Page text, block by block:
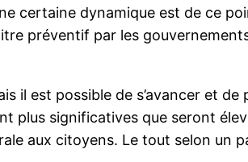
certaine dynamique est de ce
préventif par les
il est possible de s’avancer et de
plus significatives que seront
aux citoyens. Le tout selon un